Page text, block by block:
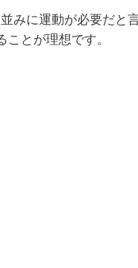
みに運動が必要だと
とが理想です。